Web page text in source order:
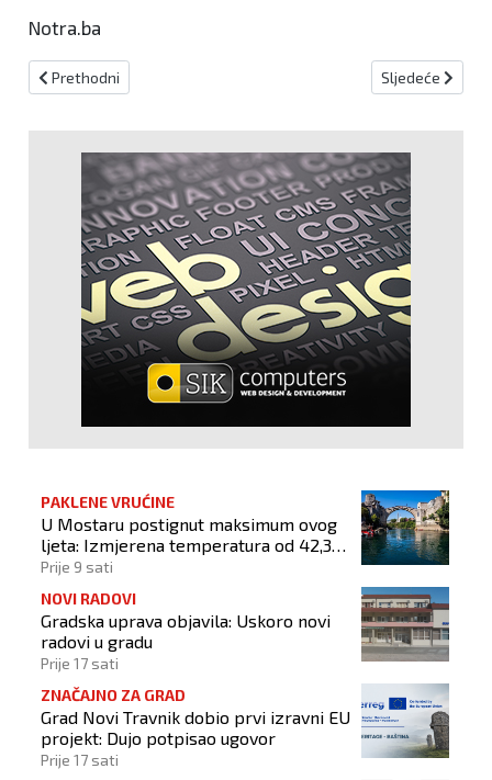
Notra.ba
Prethodni članak: Preminula spisateljica i borkinja za ljudska
Prethodni Sljedeći
Sljedeće
PAKLENE VRUĆINE
U Mostaru postignut maksimum ovog
ljeta: Izmjerena temperatura od 42,3
stupnja Celzijeva
Prije 9 sati
NOVI RADOVI
Gradska uprava objavila: Uskoro novi
radovi u gradu
Prije 17 sati
ZNAČAJNO ZA GRAD
Grad Novi Travnik dobio prvi izravni EU
projekt: Dujo potpisao ugovor
Prije 17 sati